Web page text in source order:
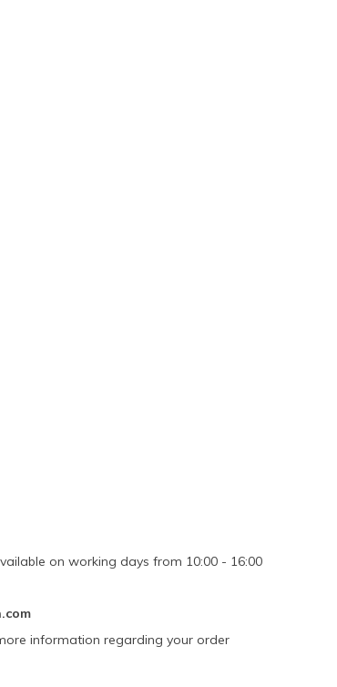
on working days from 10:00 - 16:00
information regarding your order